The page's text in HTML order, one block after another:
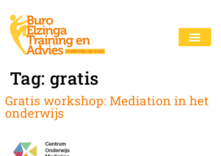
Tag: gratis
Gratis workshop: Mediation in het
onderwijs